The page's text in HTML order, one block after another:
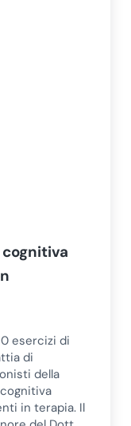
esercizi di
di
della
in terapia. Il